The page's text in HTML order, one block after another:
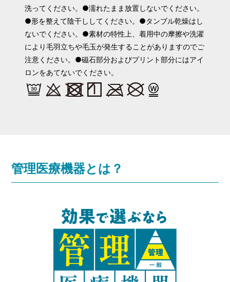
洗ってください。●濡れたまま放置しないでください。
●形を整えて陰干ししてください。●タンブル乾燥はし
ないでください。●素材の特性上、着用中の摩擦や洗濯
により毛羽立ちや毛玉が発生することがありますのでご
注意ください。●磁石部分およびプリント部分にはアイ
ロンをあてないでください。
管理医療機器とは？